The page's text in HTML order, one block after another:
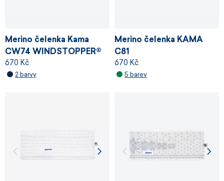
Merino čelenka Kama
CW74 WINDSTOPPER®
670 Kč
2 barvy
Merino čelenka KAMA
C81
670 Kč
5 barev